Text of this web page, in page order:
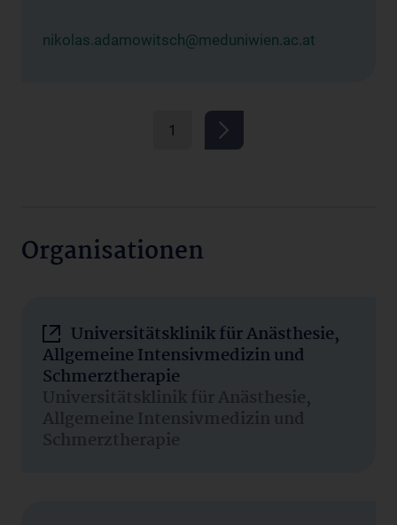
nikolas.adamowitsch@meduniwien.ac.at
1
Organisationen
Universitätsklinik für Anästhesie,
Allgemeine Intensivmedizin und
Schmerztherapie
Universitätsklinik für Anästhesie,
Allgemeine Intensivmedizin und
Schmerztherapie